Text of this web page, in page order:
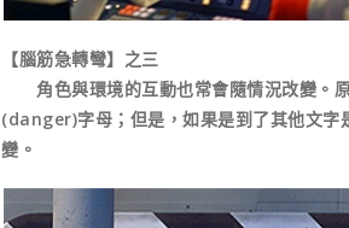
【腦筋急轉彎】之三
角色與環境的互動也常會隨情況改變。
(danger)字母；但是，如果是到了其他文字
變。